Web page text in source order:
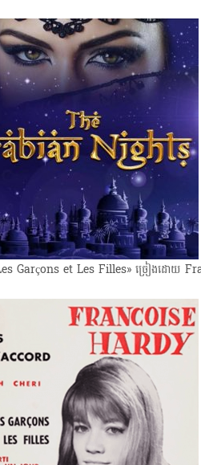
Garçons et Les Filles» ច្រៀងដោយ​